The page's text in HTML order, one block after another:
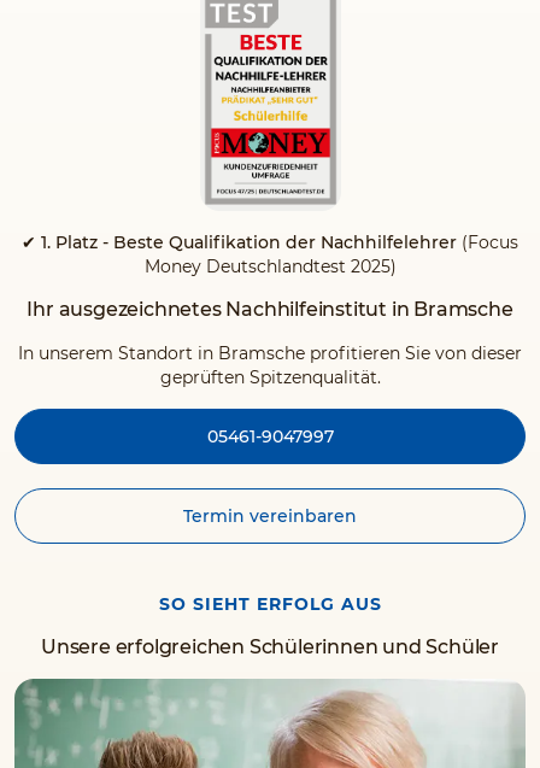
✔ 1. Platz - Beste Qualifikation der Nachhilfelehrer (Focus
Money Deutschlandtest 2025)
Ihr ausgezeichnetes Nachhilfeinstitut in Bramsche
In unserem Standort in Bramsche profitieren Sie von dieser
geprüften Spitzenqualität.
05461-9047997
Termin vereinbaren
SO SIEHT ERFOLG AUS
Unsere erfolgreichen Schülerinnen und Schüler